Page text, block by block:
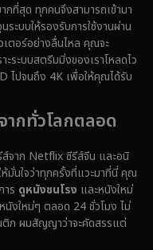
(61)
(222)
(329)
(14)
ที่สุด ทุกคนจึงสามารถเข้ามา
ระบบให้รองรับการใช้งานผ่าน
ตอร์อย่างลื่นไหล คุณจะ
ะระบบสตรีมมิ่งของเราโหลดไว
ไปจนถึง 4K เพื่อให้คุณได้รับ
ากทั่วโลกตลอด
จาก Netflix ซีรีส์จีน และอนิ
ห้มั่นใจว่าทุกครั้งที่แวะมาที่นี่ คุณ
าร ดูหนังชนโรง และหนังใหม่
งใหม่ๆ ตลอด 24 ชั่วโมง ไม่
ติก ผมสัญญาว่าจะคัดสรรแต่